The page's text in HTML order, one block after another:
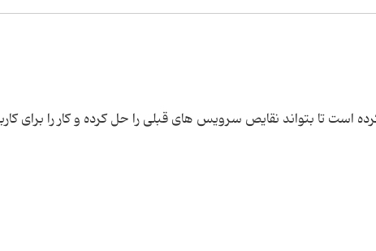
کرده است تا بتواند نقایص سرویس های قبلی را حل كرده و كار را برای